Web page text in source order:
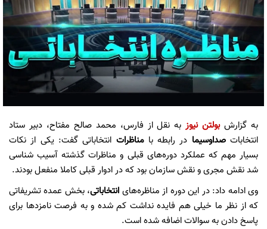
به گزارش بولتن نیوزبه نقل از فارس، محمد صالح مفتاح، دبیر ستاد
انتخاباتصداوسیما در رابطه بامناظرات انتخاباتی گفت: یکی از نکات
بسیار مهم که عملکرد دوره‌های قبلی و مناظرات گذشته آسیب شناسی
شد نقش مجری و نقش سازمان بود که در ادوار قبلی کاملا منفعل بودند.
وی ادامه داد: در این دوره از مناظره‌های انتخاباتی، بخش عمده تشریفاتی
که از نظر ما خیلی هم فایده نداشت کم شده و به فرصت نامزد‌ها برای
پاسخ دادن به سوالات اضافه شده است.